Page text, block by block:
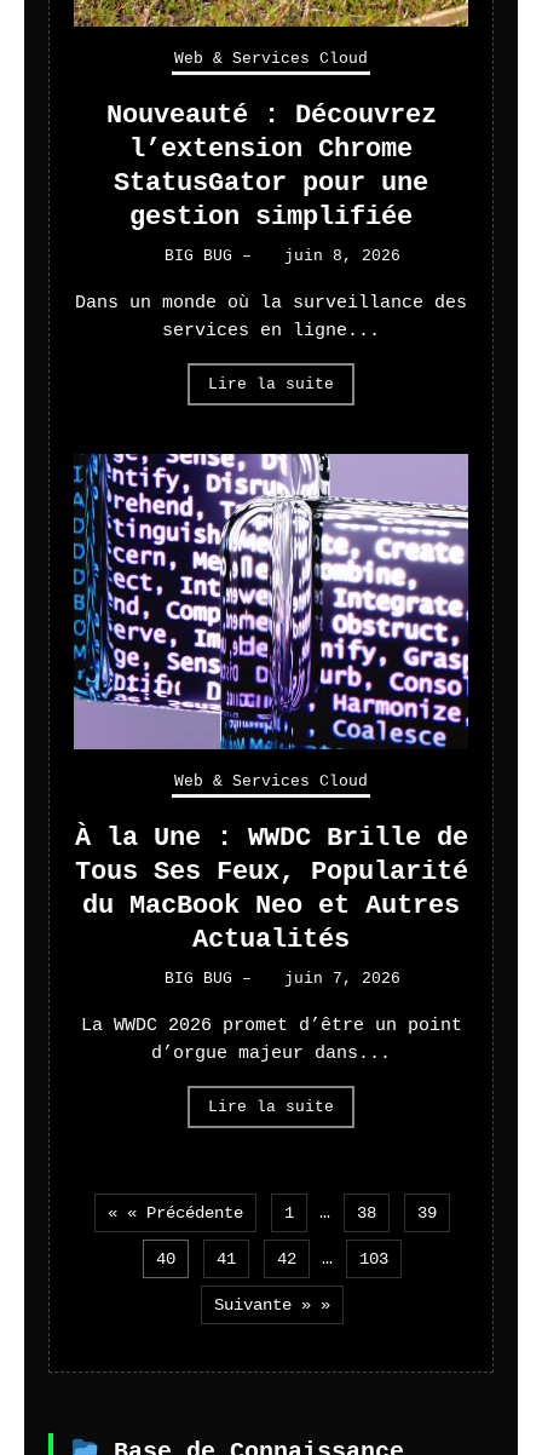
Web & Services Cloud
Nouveauté : Découvrez
l’extension Chrome
StatusGator pour une
gestion simplifiée
BIG BUG – juin 8, 2026
Dans un monde où la surveillance des
services en ligne...
Lire la suite
Web & Services Cloud
À la Une : WWDC Brille de
Tous Ses Feux, Popularité
du MacBook Neo et Autres
Actualités
BIG BUG – juin 7, 2026
La WWDC 2026 promet d’être un point
d’orgue majeur dans...
Lire la suite
« « Précédente 1 … 38 39
40 41 42 … 103
Suivante » »